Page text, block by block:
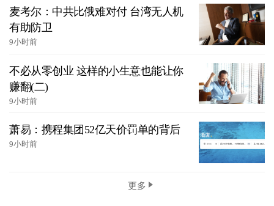
麦考尔：中共比俄难对付 台湾无人机
有助防卫
9小时前
不必从零创业 这样的小生意也能让你
赚翻(二)
9小时前
萧易：携程集团52亿天价罚单的背后
9小时前
更多